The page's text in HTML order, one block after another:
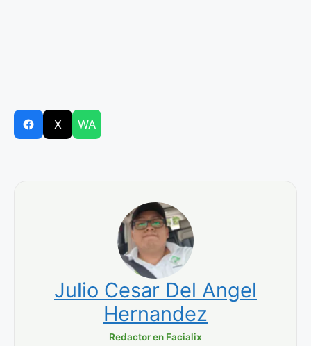
X WA
Julio Cesar Del Angel
Hernandez
Redactor en Facialix